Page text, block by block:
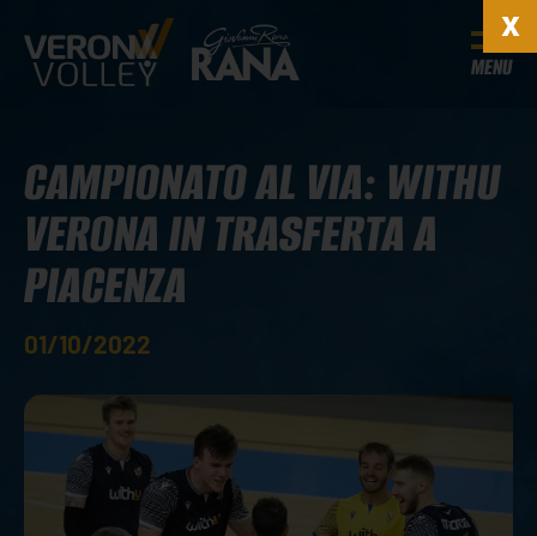
MENU
CAMPIONATO AL VIA: WITHU
VERONA IN TRASFERTA A
PIACENZA
01/10/2022